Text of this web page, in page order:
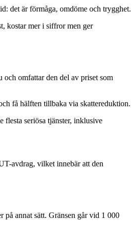
det är förmåga, omdöme och trygghet.
kostar mer i siffror men ger
omfattar den del av priset som
få hälften tillbaka via skattereduktion.
flesta seriösa tjänster, inklusive
avdrag, vilket innebär att den
annat sätt. Gränsen går vid 1 000